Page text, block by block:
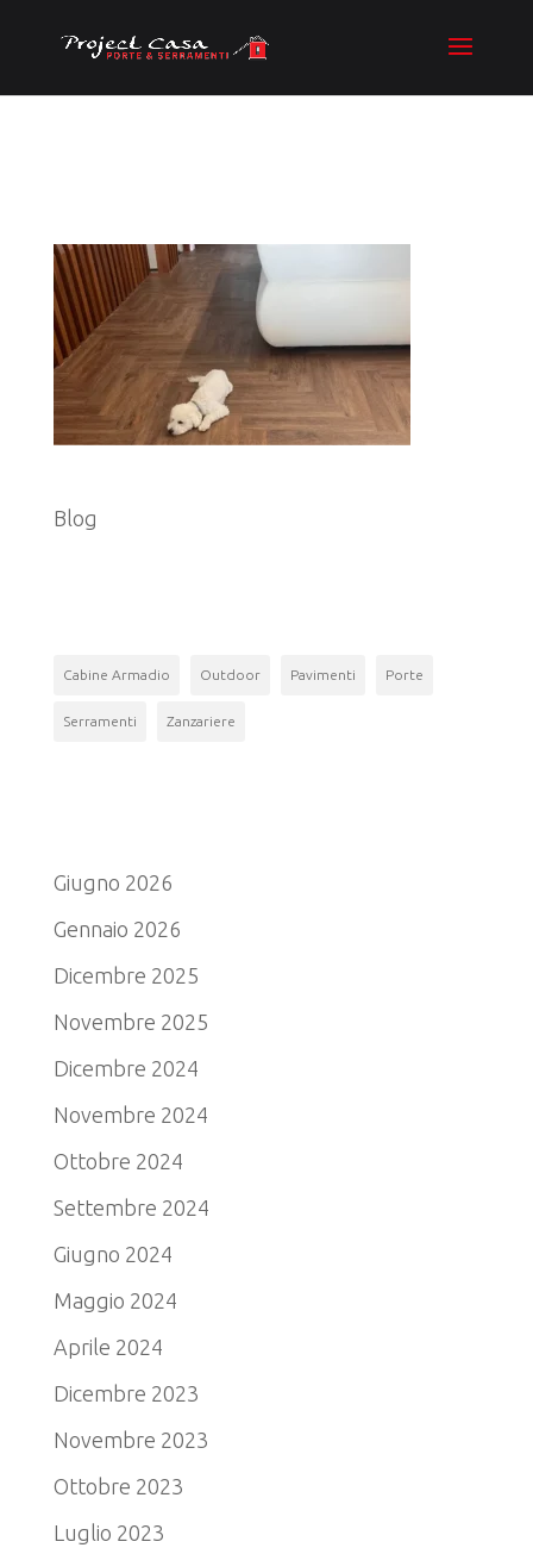
Blog
Cabine Armadio Outdoor Pavimenti Porte
Serramenti Zanzariere
Giugno 2026
Gennaio 2026
Dicembre 2025
Novembre 2025
Dicembre 2024
Novembre 2024
Ottobre 2024
Settembre 2024
Giugno 2024
Maggio 2024
Aprile 2024
Dicembre 2023
Novembre 2023
Ottobre 2023
Luglio 2023